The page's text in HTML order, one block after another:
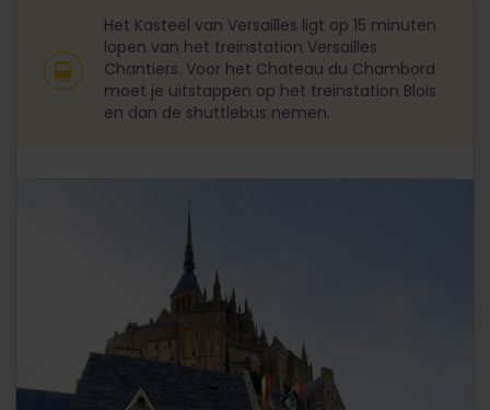
Het Kasteel van Versailles ligt op 15 minuten
lopen van het treinstation Versailles
Chantiers. Voor het Chateau du Chambord
moet je uitstappen op het treinstation Blois
en dan de shuttlebus nemen.